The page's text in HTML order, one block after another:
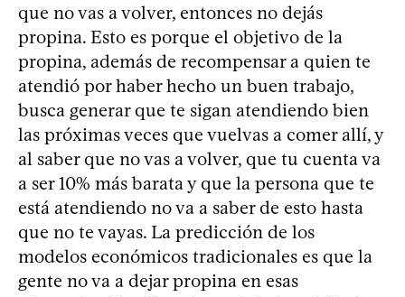
que no vas a volver, entonces no dejás
propina. Esto es porque el objetivo de la
propina, además de recompensar a quien te
atendió por haber hecho un buen trabajo,
busca generar que te sigan atendiendo bien
las próximas veces que vuelvas a comer allí, y
al saber que no vas a volver, que tu cuenta va
a ser 10% más barata y que la persona que te
está atendiendo no va a saber de esto hasta
que no te vayas. La predicción de los
modelos económicos tradicionales es que la
gente no va a dejar propina en esas